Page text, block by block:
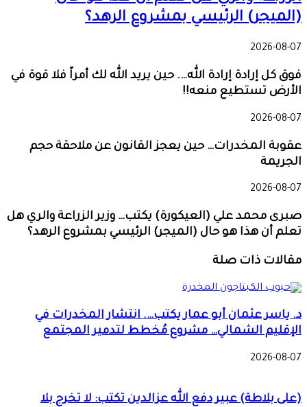
(الميجر) الرئيسي بمشروع الرهد؟
2026-08-07
فوق كل إرادة إرادة الله…. حين يريد الله لك أمراً فلا قوة في
الأرض تستطيع منعه!!
2026-08-07
عقوبة المخدرات… حين يعجز القانون عن ملاحقة حجم
الجريمة
2026-08-07
صبرى محمد علي (العيكورة) يكتب… وزير الزراعة والري هل
تعلم أن هذا هو حال (الميجر) الرئيسي بمشروع الرهد؟
مقالات ذات صلة
د. ياسر عثمان أبو عمار يكتب…. انتشار المخدرات في
الإقليم الشمالي… مشروع مُخطط لتدمير المجتمع
2026-08-07
(على بلاطة) عبير دفع الله عزالدين تكتب: لا تخرج بلا